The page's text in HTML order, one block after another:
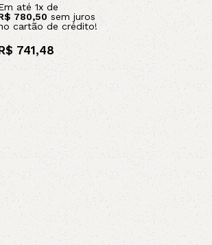
5V 5VX
B BX
PJ PJ
até1x de
780,50sem juros
cartão de crédito!
741,48
pix